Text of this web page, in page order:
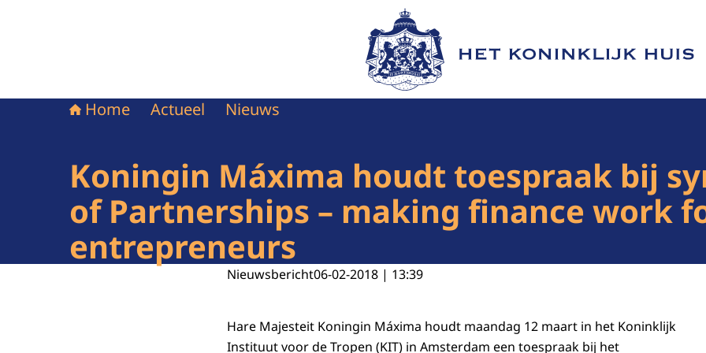
Naar de homepage van Het Koninklijk Huis
Home Actueel Nieuws
Koningin Máxima houdt toespraak bij
of Partnerships – making finance work
entrepreneurs
Nieuwsbericht06-02-2018 | 13:39
Hare Majesteit Koningin Máxima houdt maandag 12 maart in het Koninklijk
Instituut voor de Tropen (KIT) in Amsterdam een toespraak bij het